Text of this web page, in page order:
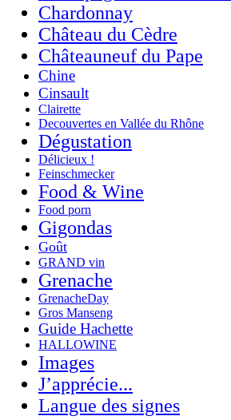
Chardonnay
Château du Cèdre
Châteauneuf du Pape
Chine
Cinsault
Clairette
Decouvertes en Vallée du Rhône
Dégustation
Délicieux !
Feinschmecker
Food & Wine
Food porn
Gigondas
Goût
GRAND vin
Grenache
GrenacheDay
Gros Manseng
Guide Hachette
HALLOWINE
Images
J’apprécie...
Langue des signes